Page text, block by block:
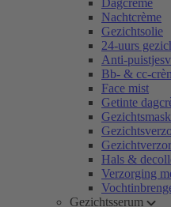
Dagcrème
Nachtcrème
Gezichtsolie
24-uurs
Anti-
Bb- & cc-
Face mist
Getinte
Hals &
Verzorging
Gezichtsserum